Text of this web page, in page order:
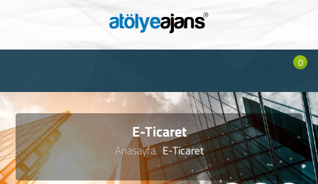
0
E-Ticaret
Anasayfa E-Ticaret